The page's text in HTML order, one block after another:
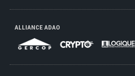
ALLIANCE ADAO